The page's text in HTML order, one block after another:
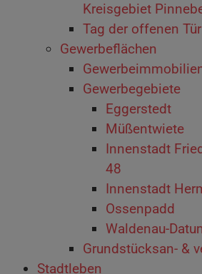
Kreisgebiet
Tag der offenen Tür
Gewerbeflächen
Gewerbegebiete
Eggerstedt
Müßentwiete
Innenstadt
48
Innenstadt
Ossenpadd
Waldenau-
Grundstücksan- &
Stadtleben